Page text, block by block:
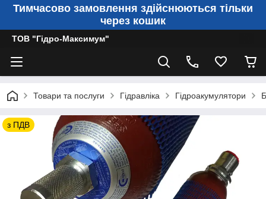
Тимчасово замовлення здійснюються тільки
через кошик
ТОВ "Гідро-Максимум"
Товари та послуги Гідравліка Гідроакумулятори
з ПДВ